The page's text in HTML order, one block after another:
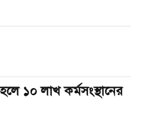
১০ লাখ কর্মসংস্থানের